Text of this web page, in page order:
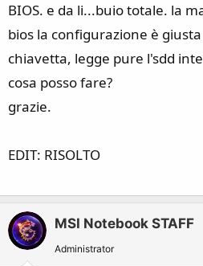
i
o
n
e
BIOS. e da li...buio totale. la
bios la configurazione è
chiavetta, legge pure l'sdd
cosa posso fare?
grazie.
EDIT: RISOLTO
MSI Notebook STAFF
Administrator